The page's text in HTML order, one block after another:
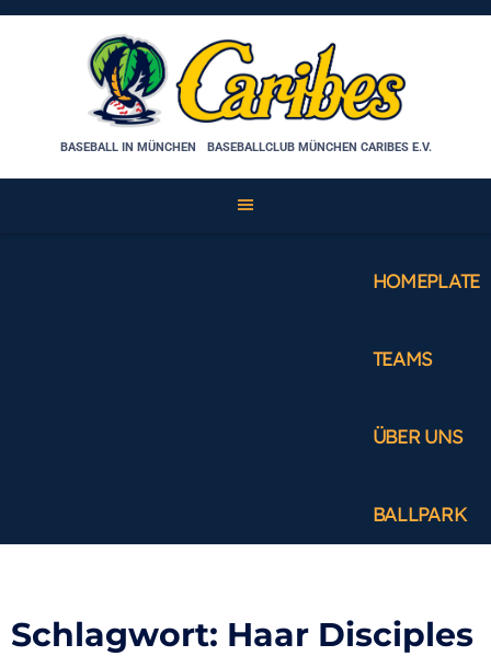
Skip
BASEBALL IN MÜNCHEN BASEBALLCLUB MÜNCHEN CARIBES E.V.
HOMEPLATE
TEAMS
ÜBER UNS
BALLPARK
Schlagwort: Haar Disciples